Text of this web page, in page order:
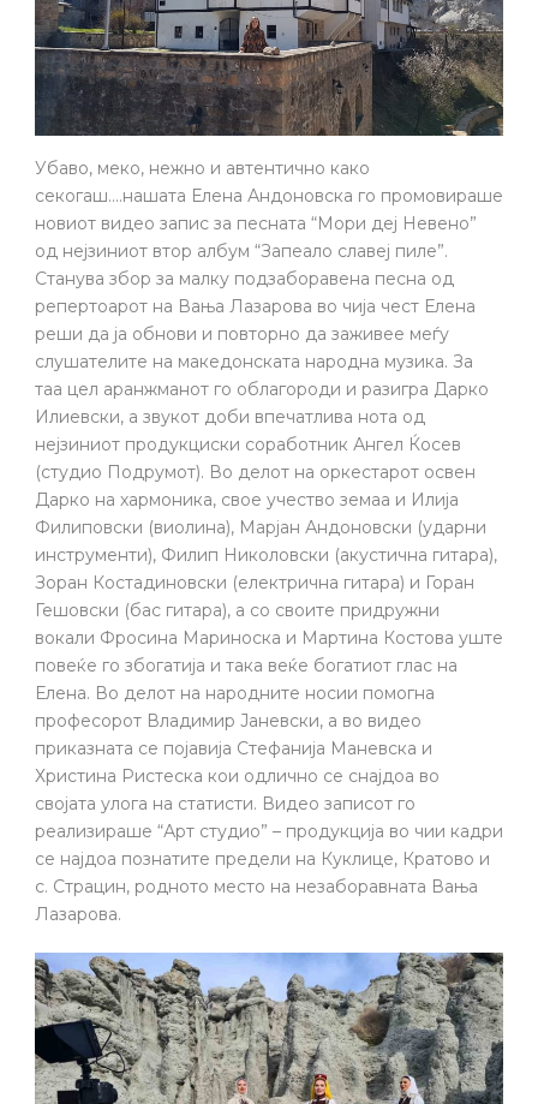
Убаво, меко, нежно и автентично како
секогаш….нашата Елена Андоновска го промовираше
новиот видео запис за песната “Мори деј Невено”
од нејзиниот втор албум “Запеало славеј пиле”.
Станува збор за малку подзаборавена песна од
репертоарот на Вања Лазарова во чија чест Елена
реши да ја обнови и повторно да заживее меѓу
слушателите на македонската народна музика. За
таа цел аранжманот го облагороди и разигра Дарко
Илиевски, а звукот доби впечатлива нота од
нејзиниот продукциски соработник Ангел Ќосев
(студио Подрумот). Во делот на оркестарот освен
Дарко на хармоника, свое учество земаа и Илија
Филиповски (виолина), Марјан Андоновски (ударни
инструменти), Филип Николовски (акустична гитара),
Зоран Костадиновски (електрична гитара) и Горан
Гешовски (бас гитара), а со своите придружни
вокали Фросина Мариноска и Мартина Костова уште
повеќе го збогатија и така веќе богатиот глас на
Елена. Во делот на народните носии помогна
професорот Владимир Јаневски, а во видео
приказната се појавија Стефанија Маневска и
Христина Ристеска кои одлично се снајдоа во
својата улога на статисти. Видео записот го
реализираше “Арт студио” – продукција во чии кадри
се најдоа познатите предели на Куклице, Кратово и
с. Страцин, родното место на незаборавната Вања
Лазарова.